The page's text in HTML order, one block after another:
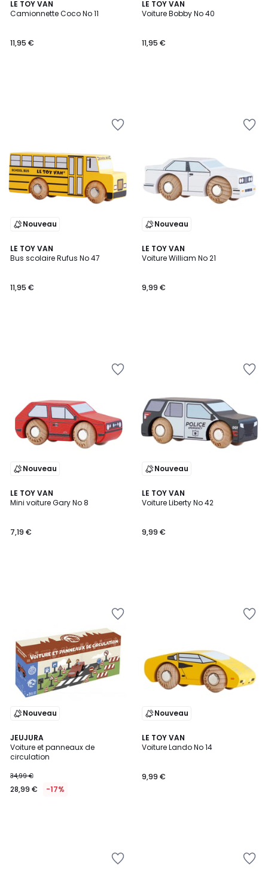
LE TOY VAN
Camionnette Coco No 11
11,95 €
LE TOY VAN
Voiture Bobby No 40
11,95 €
Nouveau
LE TOY VAN
Bus scolaire Rufus No 47
11,95 €
Nouveau
LE TOY VAN
Voiture William No 21
9,99 €
Nouveau
LE TOY VAN
Mini voiture Gary No 8
7,19 €
Nouveau
LE TOY VAN
Voiture Liberty No 42
9,99 €
Nouveau
JEUJURA
Voiture et panneaux de
circulation
34,99 €
28,99 € -17%
Nouveau
LE TOY VAN
Voiture Lando No 14
9,99 €